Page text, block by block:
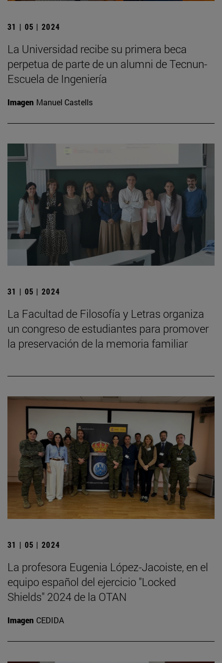
31 | 05 | 2024
La Universidad recibe su primera beca
perpetua de parte de un alumni de Tecnun-
Escuela de Ingeniería
Imagen Manuel Castells
31 | 05 | 2024
La Facultad de Filosofía y Letras organiza
un congreso de estudiantes para promover
la preservación de la memoria familiar
31 | 05 | 2024
La profesora Eugenia López-Jacoiste, en el
equipo español del ejercicio "Locked
Shields" 2024 de la OTAN
Imagen CEDIDA